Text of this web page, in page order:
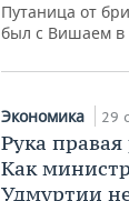
Путаница от
был с Вишаем в
Экономика 29
Рука правая
Как
Удмуртии